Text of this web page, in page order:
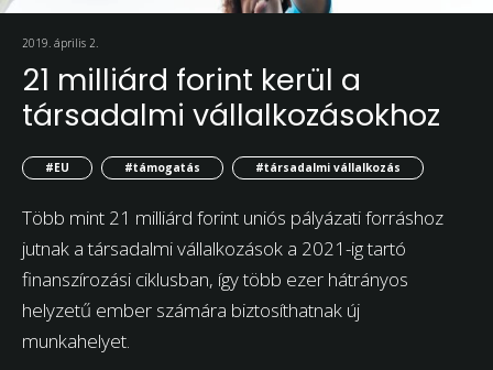
2019. április 2.
21 milliárd forint kerül a
társadalmi vállalkozásokhoz
#EU #támogatás #társadalmi vállalkozás
Több mint 21 milliárd forint uniós pályázati forráshoz
jutnak a társadalmi vállalkozások a 2021-ig tartó
finanszírozási ciklusban, így több ezer hátrányos
helyzetű ember számára biztosíthatnak új
munkahelyet.